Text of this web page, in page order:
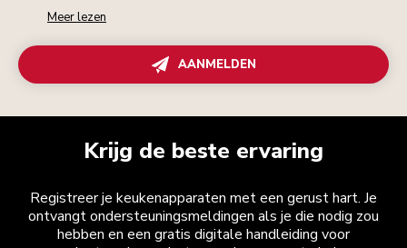
Meer lezen
AANMELDEN
Krijg de beste ervaring
Registreer je keukenapparaten met een gerust hart. Je
ontvangt ondersteuningsmeldingen als je die nodig zou
hebben en een gratis digitale handleiding voor